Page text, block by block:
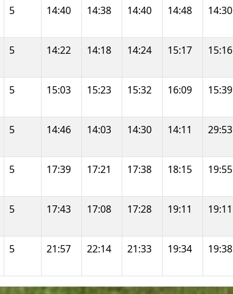
5 14:40 14:38 14:40 14:48 14:30
5 14:22 14:18 14:24 15:17 15:16
5 15:03 15:23 15:32 16:09 15:39
5 14:46 14:03 14:30 14:11 29:53
5 17:39 17:21 17:38 18:15 19:55
5 17:43 17:08 17:28 19:11 19:11
5 21:57 22:14 21:33 19:34 19:38